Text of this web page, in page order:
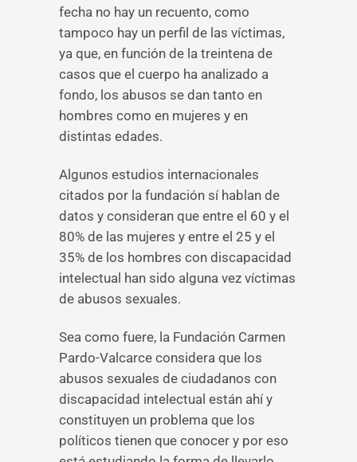
fecha no hay un recuento, como
tampoco hay un perfil de las víctimas,
ya que, en función de la treintena de
casos que el cuerpo ha analizado a
fondo, los abusos se dan tanto en
hombres como en mujeres y en
distintas edades.
Algunos estudios internacionales
citados por la fundación sí hablan de
datos y consideran que entre el 60 y el
80% de las mujeres y entre el 25 y el
35% de los hombres con discapacidad
intelectual han sido alguna vez víctimas
de abusos sexuales.
Sea como fuere, la Fundación Carmen
Pardo-Valcarce considera que los
abusos sexuales de ciudadanos con
discapacidad intelectual están ahí y
constituyen un problema que los
políticos tienen que conocer y por eso